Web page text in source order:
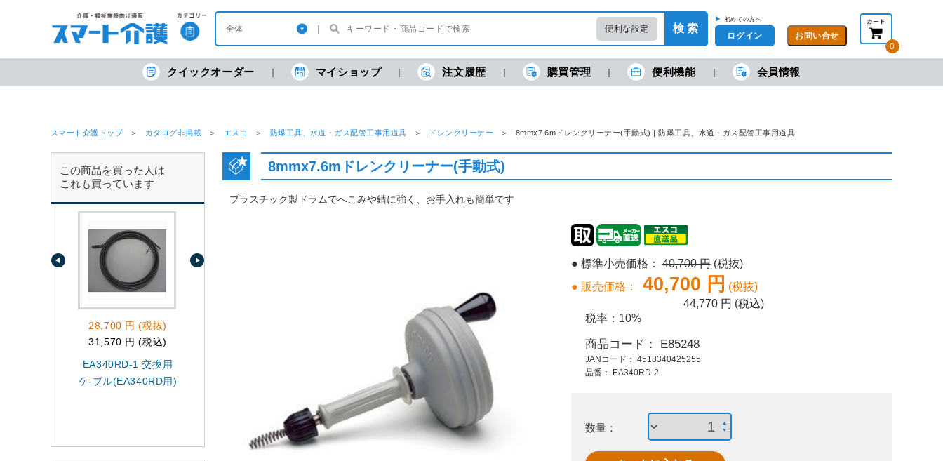
便利な設定 検 索
▶ 初めての方へ
ログイン
0
現在の金額合計： 円 (税抜) 円(税込)
クイックオーダー マイショップ 注文履歴 購買管理 便利機能 会員情報
スマート介護トップ カタログ非掲載 エスコ 防爆工具、水道・ガス配管工事用道具 ドレンクリーナー 8mmx7.6mドレンクリーナー(手動式) | 防爆工具、水道・ガス配管工事用道具
この商品を買った人は
これも買っています
28,700 円 (税抜)
31,570 円 (税込)
EA340RD-1 交換用
ケ-ブル(EA340RD用)
1,170 円 (税抜)
1,287 円 (税込)
EA340RV-2 ケ-ブル
取外シ･ピンキ-
34,430 円 (税込)
EA340GH-37
8mmx7.6mドレンクリーナー(手動式)
プラスチック製ドラムでへこみや錆に強く、お手入れも簡単です
● 標準小売価格：40,700 円 (税抜)
● 販売価格：
40,700 円 (税抜)
44,770 円 (税込)
税率： 10%
商品コード： E85248
JANコード： 4518340425255
品番：
EA340RD-2
数量：